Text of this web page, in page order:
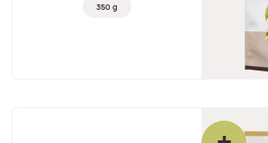
350 g